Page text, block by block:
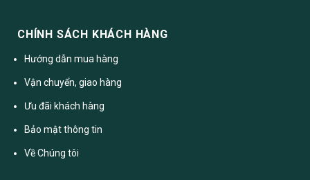
CHÍNH SÁCH KHÁCH HÀNG
Hướng dẫn mua hàng
Vận chuyển, giao hàng
Ưu đãi khách hàng
Bảo mật thông tin
Về Chúng tôi